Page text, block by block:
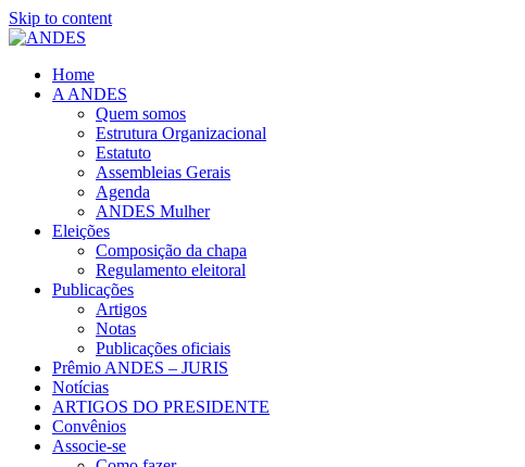
Skip to content
Home
A ANDES
Quem somos
Estrutura Organizacional
Estatuto
Assembleias Gerais
Agenda
ANDES Mulher
Eleições
Composição da chapa
Regulamento eleitoral
Publicações
Artigos
Notas
Publicações oficiais
Prêmio ANDES – JURIS
Notícias
ARTIGOS DO PRESIDENTE
Convênios
Associe-se